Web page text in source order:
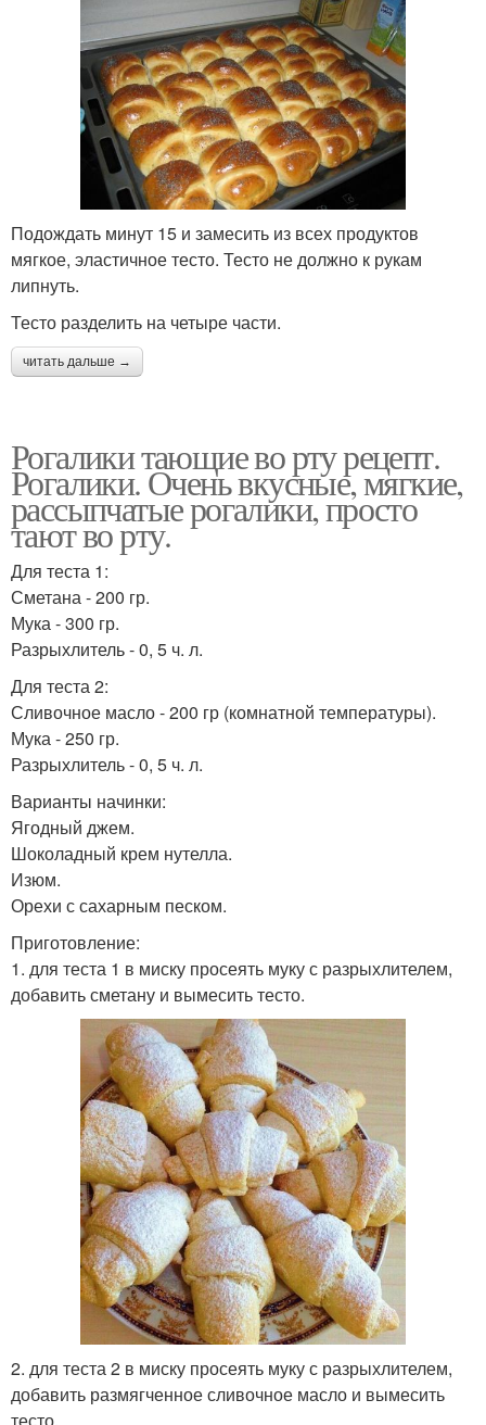
Подождать минут 15 и замесить из всех продуктов
мягкое, эластичное тесто. Тесто не должно к рукам
липнуть.
Тесто разделить на четыре части.
читать дальше →
Рогалики тающие во рту рецепт.
Рогалики. Очень вкусные, мягкие,
рассыпчатые рогалики, просто
тают во рту.
Для теста 1:
Сметана - 200 гр.
Мука - 300 гр.
Разрыхлитель - 0, 5 ч. л.
Для теста 2:
Сливочное масло - 200 гр (комнатной температуры).
Мука - 250 гр.
Разрыхлитель - 0, 5 ч. л.
Варианты начинки:
Ягодный джем.
Шоколадный крем нутелла.
Изюм.
Орехи с сахарным песком.
Приготовление:
1. для теста 1 в миску просеять муку с разрыхлителем,
добавить сметану и вымесить тесто.
2. для теста 2 в миску просеять муку с разрыхлителем,
добавить размягченное сливочное масло и вымесить